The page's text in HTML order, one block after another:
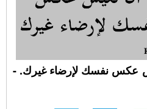
عكس نفسك لإرضاء غيرك. -